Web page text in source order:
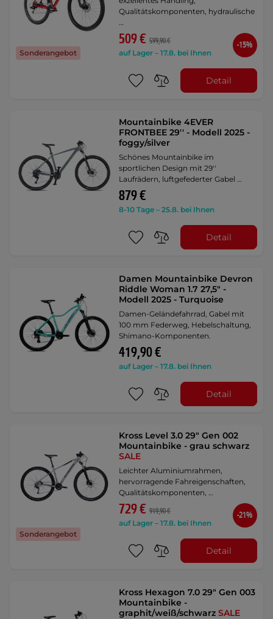
Sonderangebot
Qualitätskomponenten, hydraulische
…
509 € 599,90 €
auf Lager – 17.8. bei Ihnen
-15%
Detail
Mountainbike 4EVER
FRONTBEE 29'' - Modell 2025 -
foggy/silver
Schönes Mountainbike im
sportlichen Design mit 29''
Laufrädern, luftgefederter Gabel …
879 €
8-10 Tage – 25.8. bei Ihnen
Detail
Damen Mountainbike Devron
Riddle Woman 1.7 27,5" -
Modell 2025 - Turquoise
Damen-Geländefahrrad, Gabel mit
100 mm Federweg, Hebelschaltung,
Shimano-Komponenten.
419,90 €
auf Lager – 17.8. bei Ihnen
Detail
Sonderangebot
Kross Level 3.0 29" Gen 002
Mountainbike - grau schwarz
SALE
Leichter Aluminiumrahmen,
hervorragende Fahreigenschaften,
Qualitätskomponenten, …
729 € 919,90 €
auf Lager – 17.8. bei Ihnen
-21%
Detail
Kross Hexagon 7.0 29" Gen 003
Mountainbike -
graphit/weiß/schwarzSALE